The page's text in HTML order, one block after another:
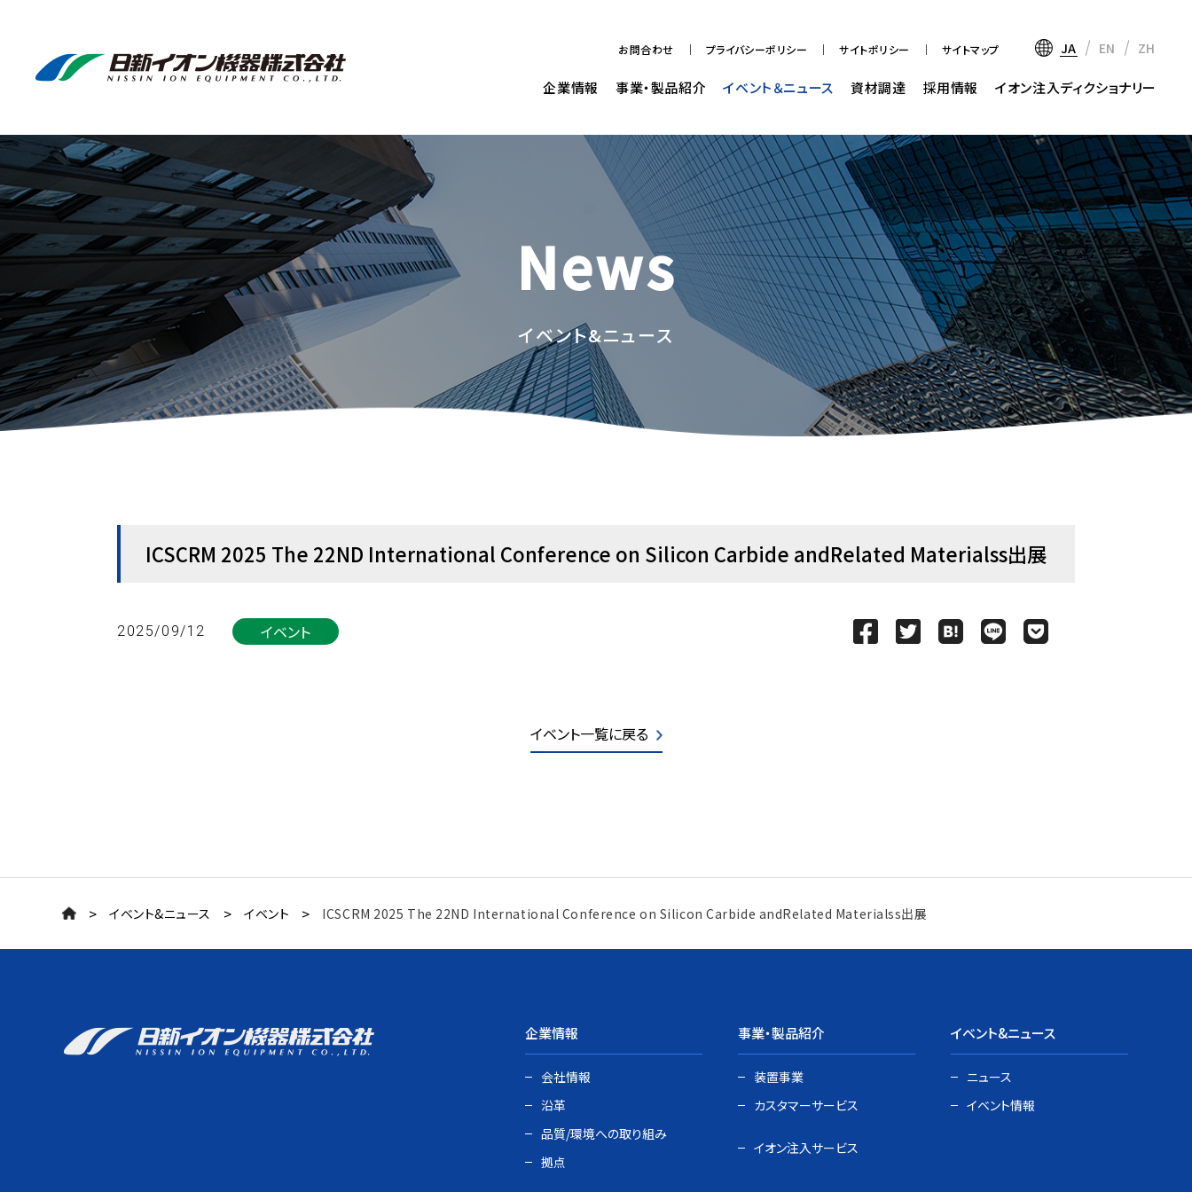
お問合わせ プライバシーポリシー サイトポリシー サイトマップ JA EN ZH
企業情報 事業・製品紹介 イベント＆ニュース 資材調達 採用情報 イオン注入ディクショナリー
News
イベント&ニュース
ICSCRM 2025 The 22ND International Conference on Silicon Carbide andRelated Materialss出展
2025/09/12 イベント
イベント一覧に戻る
> イベント&ニュース > イベント > ICSCRM 2025 The 22ND International Conference on Silicon Carbide andRelated Materialss出展
企業情報
会社情報
沿革
品質/環境への取り組み
拠点
事業・製品紹介
装置事業
カスタマーサービス
イオン注入サービス
イベント&ニュース
ニュース
イベント情報